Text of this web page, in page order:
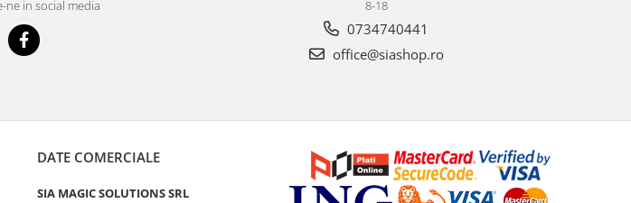
ne in social media 8-18
0734740441
office@siashop.ro
DATE COMERCIALE
SIA MAGIC SOLUTIONS SRL